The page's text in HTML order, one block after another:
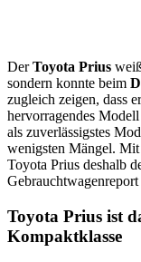
DerToyota Prius
sondern konnte beim
zugleich zeigen, dass
hervorragendes
als zuverlässigstes
wenigsten Mängel.
Toyota Prius deshalb
Toyota Prius ist
Kompaktklasse